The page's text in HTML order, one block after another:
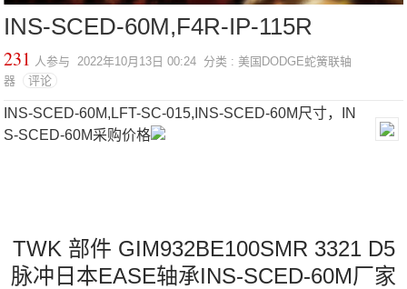
INS-SCED-60M,F4R-IP-115R
231 人参与 2022年10月13日 00:24 分类 : 美国DODGE蛇簧联轴
器
评论
INS-SCED-60M,LFT-SC-015,INS-SCED-60M尺寸，IN
S-SCED-60M采购价格
TWK 部件 GIM932BE100SMR 3321 D5
脉冲日本EASE轴承INS-SCED-60M厂家